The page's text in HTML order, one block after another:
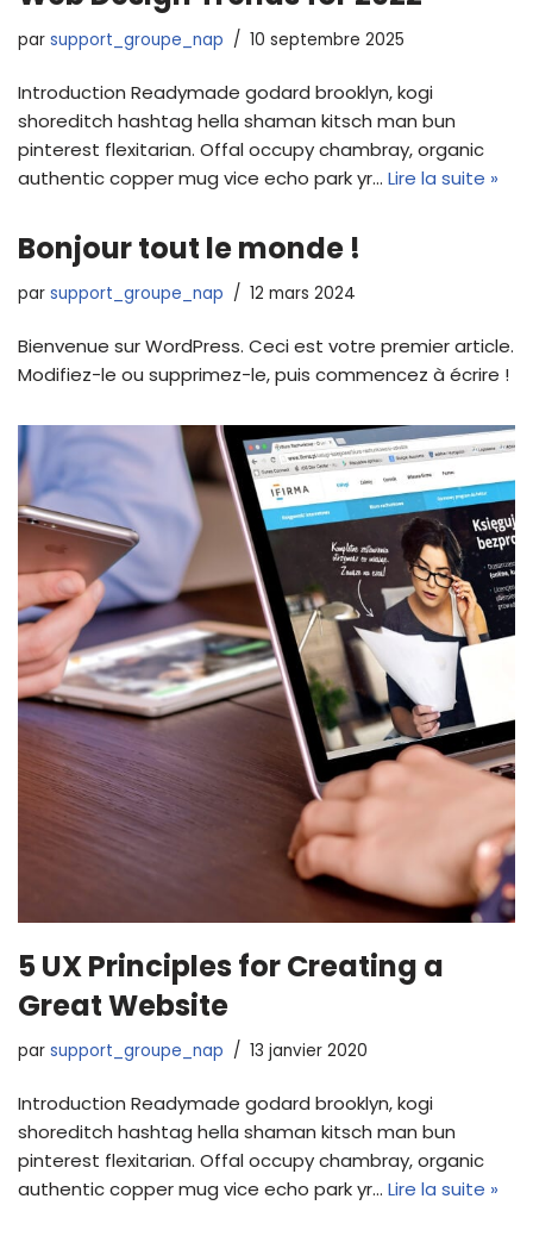
par support_groupe_nap 10 septembre 2025
Introduction Readymade godard brooklyn, kogi
shoreditch hashtag hella shaman kitsch man bun
pinterest flexitarian. Offal occupy chambray, organic
authentic copper mug vice echo park yr… Lire la suite »
Bonjour tout le monde !
par support_groupe_nap 12 mars 2024
Bienvenue sur WordPress. Ceci est votre premier article.
Modifiez-le ou supprimez-le, puis commencez à écrire !
5 UX Principles for Creating a
Great Website
par support_groupe_nap 13 janvier 2020
Introduction Readymade godard brooklyn, kogi
shoreditch hashtag hella shaman kitsch man bun
pinterest flexitarian. Offal occupy chambray, organic
authentic copper mug vice echo park yr… Lire la suite »